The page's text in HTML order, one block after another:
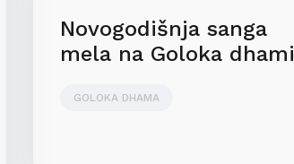
Novogodišnja sanga
mela na Goloka dhami
GOLOKA DHAMA